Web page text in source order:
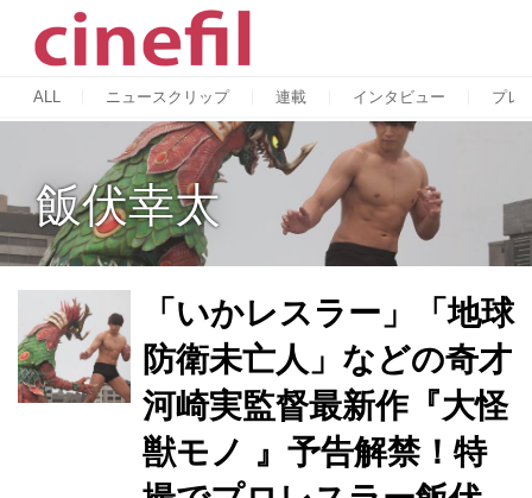
ALL ニュースクリップ 連載 インタビュー プレ
飯伏幸太
「いかレスラー」「地球
防衛未亡人」などの奇才
河崎実監督最新作『大怪
獣モノ 』予告解禁！特